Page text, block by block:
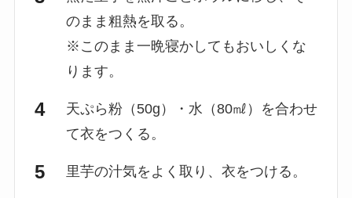
のまま粗熱を取る。
※このまま一晩寝かしてもおいしくな
ります。
天ぷら粉（50g）・水（80㎖）を合わせ
て衣をつくる。
里芋の汁気をよく取り、衣をつける。